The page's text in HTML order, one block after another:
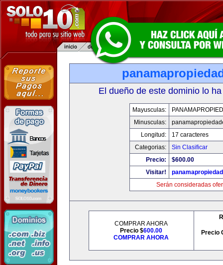
El dueño de este dominio lo
Mayusculas:
Minusculas:
Longitud:
17 caracteres
Categorias:
Sin Clasificar
Precio:
$600.00
Visitar!
Serán consideradas
COMPRAR AHORA
Precio $600.00
COMPRAR AHORA
Precio